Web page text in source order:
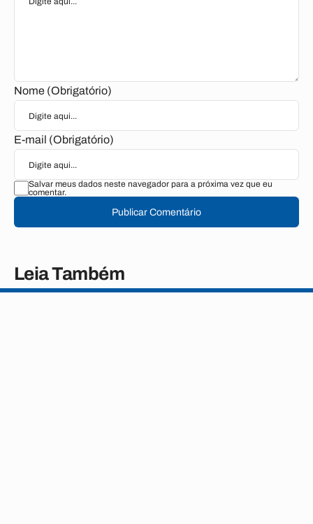
Nome (Obrigatório)
E-mail (Obrigatório)
Salvar meus dados neste navegador para a próxima vez que eu
comentar.
Publicar Comentário
Leia Também